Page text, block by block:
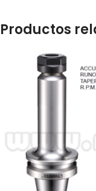
Productos